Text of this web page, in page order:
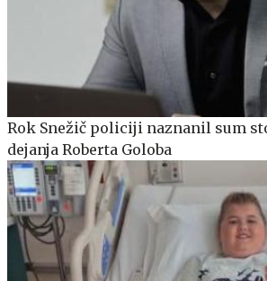
Rok Snežič policiji naznanil sum
dejanja Roberta Goloba